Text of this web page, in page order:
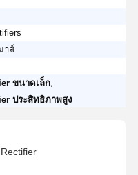
าส์
ขนาดเล็ก
ประสิทธิภาพสูง